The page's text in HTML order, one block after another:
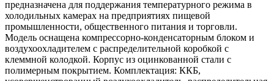
предназначена для поддержания температурного режима в
холодильных камерах на предприятиях пищевой
промышленности, общественного питания и торговли.
Модель оснащена компрессорно-конденсаторным блоком и
воздухоохладителем с распределительной коробкой с
клеммной колодкой. Корпус из оцинкованной стали с
полимерным покрытием. Комплектация: ККБ,